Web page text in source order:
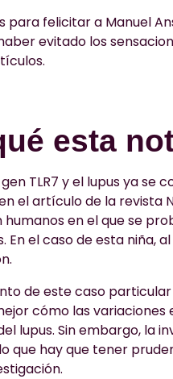
para felicitar a Manuel
evitado los
esta
TLR7 y el lupus ya se
el artículo de la
humanos en el que se
En el caso de esta niña,
de este caso
cómo las variaciones
lupus. Sin embargo, la
que hay que tener